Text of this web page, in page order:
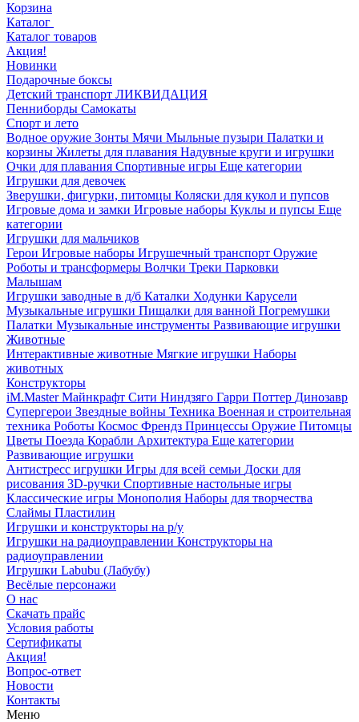
Корзина
Каталог
Каталог товаров
Акция!
Новинки
Подарочные боксы
Детский транспорт ЛИКВИДАЦИЯ
Пенниборды Самокаты
Спорт и лето
Водное оружие Зонты Мячи Мыльные пузыри Палатки и
корзины Жилеты для плавания Надувные круги и игрушки
Очки для плавания Спортивные игры Еще категории
Игрушки для девочек
Зверушки, фигурки, питомцы Коляски для кукол и пупсов
Игровые дома и замки Игровые наборы Куклы и пупсы Еще
категории
Игрушки для мальчиков
Герои Игровые наборы Игрушечный транспорт Оружие
Роботы и трансформеры Волчки Треки Парковки
Малышам
Игрушки заводные в д/б Каталки Ходунки Карусели
Музыкальные игрушки Пищалки для ванной Погремушки
Палатки Музыкальные инструменты Развивающие игрушки
Животные
Интерактивные животные Мягкие игрушки Наборы
животных
Конструкторы
iM.Master Майнкрафт Сити Ниндзяго Гарри Поттер Динозавр
Супергерои Звездные войны Техника Военная и строительная
техника Роботы Космос Френдз Принцессы Оружие Питомцы
Цветы Поезда Корабли Архитектура Еще категории
Развивающие игрушки
Антистресс игрушки Игры для всей семьи Доски для
рисования 3D-ручки Спортивные настольные игры
Классические игры Монополия Наборы для творчества
Слаймы Пластилин
Игрушки и конструкторы на р/у
Игрушки на радиоуправлении Конструкторы на
радиоуправлении
Игрушки Labubu (Лабубу)
Весёлые персонажи
О нас
Скачать прайс
Условия работы
Сертификаты
Акция!
Вопрос-ответ
Новости
Контакты
Меню